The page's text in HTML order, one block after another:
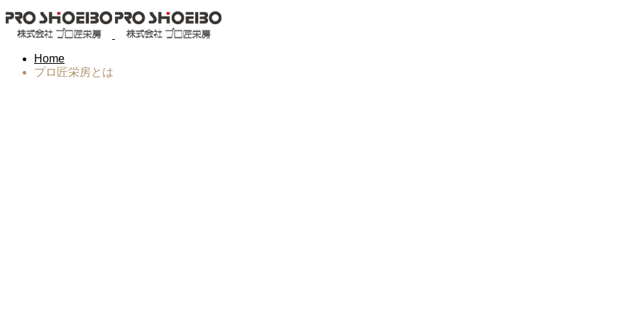
Home
プロ匠栄房とは